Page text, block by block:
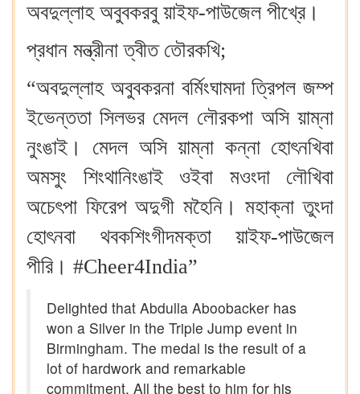
অবদুল্লাহ অবুবকরবু য়াইফ-পাউজেল পীখ্রে।
প্রধান মন্ত্রীনা ত্বীত তৌরকখি;
“অবদুল্লাহ অবুবকরনা বর্মিংঘামদা ত্রিপল জম্প
ইভেন্ততা সিলভর মেদল লৌরকপা অসি য়াম্না
নুংঙাই। মেদল অসি য়াম্না কন্না হোৎনখিবা
অমসুং শিংথানিংঙাই ওইবা মওংদা লৌখিবা
অচেৎপা ফিরেপ অদুগী মহৈনি। মহাক্না তুংদা
হোৎনবা থবকশিংগীদমক্তা য়াইফ-পাউজেল
পীরি। #Cheer4India”
Delighted that Abdulla Aboobacker has
won a Silver in the Triple Jump event in
Birmingham. The medal is the result of a
lot of hardwork and remarkable
commitment. All the best to him for his